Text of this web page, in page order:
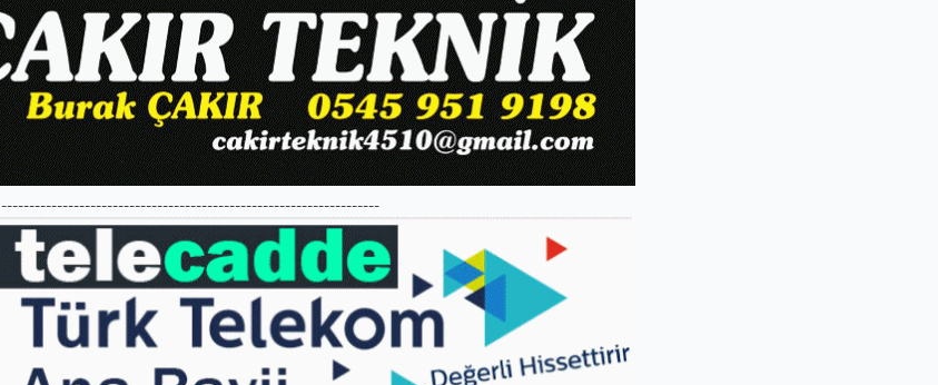
--------------------------------------------------------------------